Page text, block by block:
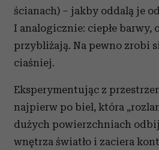
ścianach) – jakby oddalą je
I analogicznie: ciepłe barwy,
przybliżają. Na pewno zrobi
ciaśniej.
Eksperymentując z
najpierw po biel, która
dużych powierzchniach
wnętrza światło i zaciera